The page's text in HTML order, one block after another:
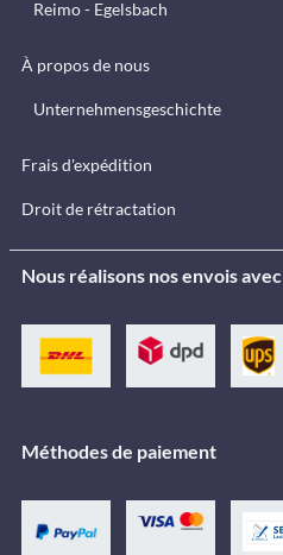
Reimo - Egelsbach
À propos de nous
Unternehmensgeschichte
Frais d'expédition
Droit de rétractation
Nous réalisons nos envois avec
Méthodes de paiement